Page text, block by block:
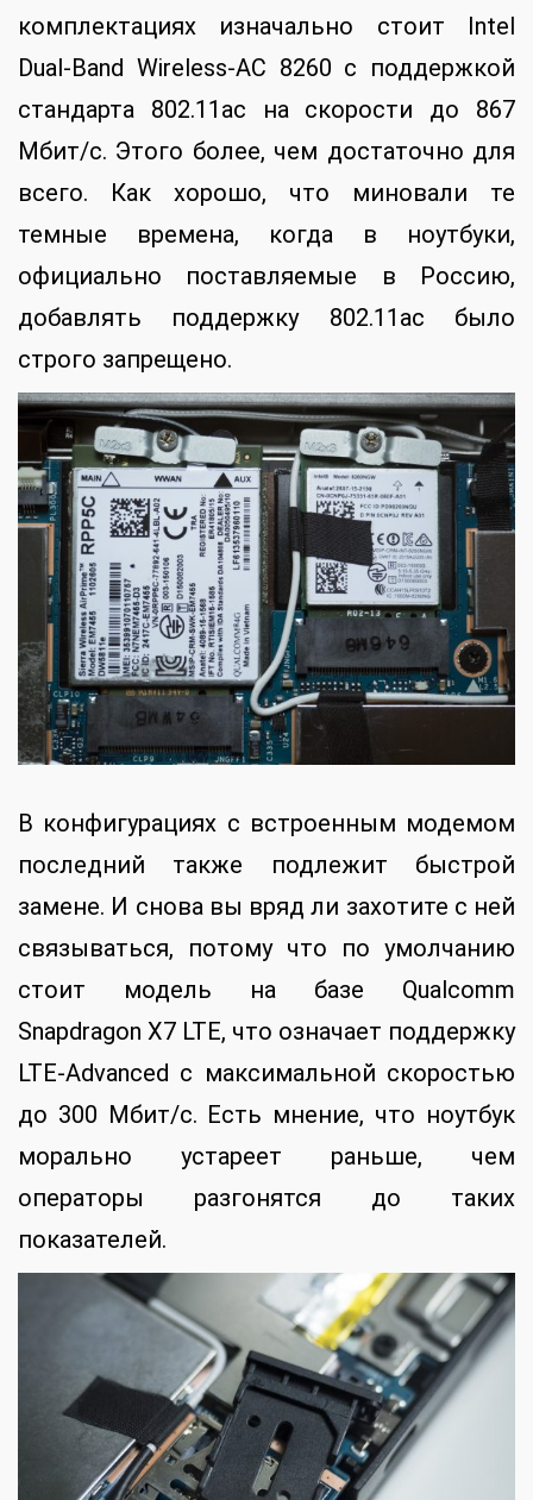
комплектациях изначально стоит Intel
Dual-Band Wireless-AC 8260 с поддержкой
стандарта 802.11ac на скорости до 867
Мбит/с. Этого более, чем достаточно для
всего. Как хорошо, что миновали те
темные времена, когда в ноутбуки,
официально поставляемые в Россию,
добавлять поддержку 802.11ac было
строго запрещено.
В конфигурациях с встроенным модемом
последний также подлежит быстрой
замене. И снова вы вряд ли захотите с ней
связываться, потому что по умолчанию
стоит модель на базе Qualcomm
Snapdragon X7 LTE, что означает поддержку
LTE-Advanced с максимальной скоростью
до 300 Мбит/с. Есть мнение, что ноутбук
морально устареет раньше, чем
операторы разгонятся до таких
показателей.